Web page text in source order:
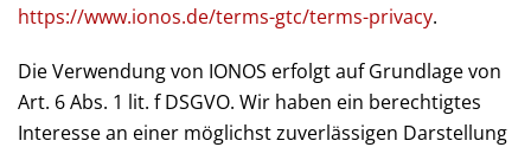
https://www.ionos.de/terms-gtc/terms-privacy.
Die Verwendung von IONOS erfolgt auf Grundlage von
Art. 6 Abs. 1 lit. f DSGVO. Wir haben ein berechtigtes
Interesse an einer möglichst zuverlässigen Darstellung